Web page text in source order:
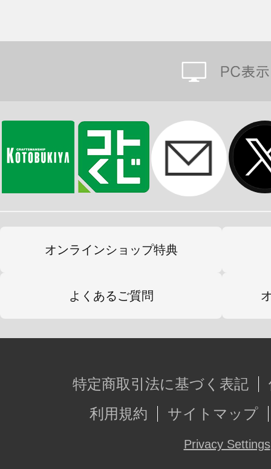
オンラインショップ特典
よくあるご質問
特定商取引法に基づく表記
利用規約
サイトマップ
Privacy Settings